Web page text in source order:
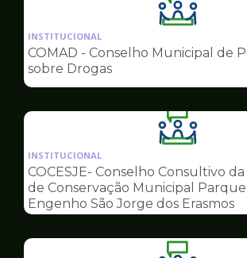
Ilustração
da
pagina
Conselhos
INSTITUCIONAL
COMAD - Conselho Municipal de
sobre Drogas
Ilustração
da
pagina
de
Conselhos
INSTITUCIONAL
COCESJE- Conselho Consultivo
de Conservação Municipal
Engenho São Jorge dos Erasmos